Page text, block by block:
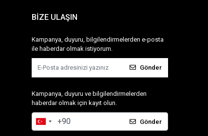
BİZE ULAŞIN
Kampanya, duyuru, bilgilendirmelerden e-posta
ile haberdar olmak istiyorum.
Gönder
Kampanya, duyuru ve bilgilendirmelerden
haberdar olmak için kayıt olun.
Gönder